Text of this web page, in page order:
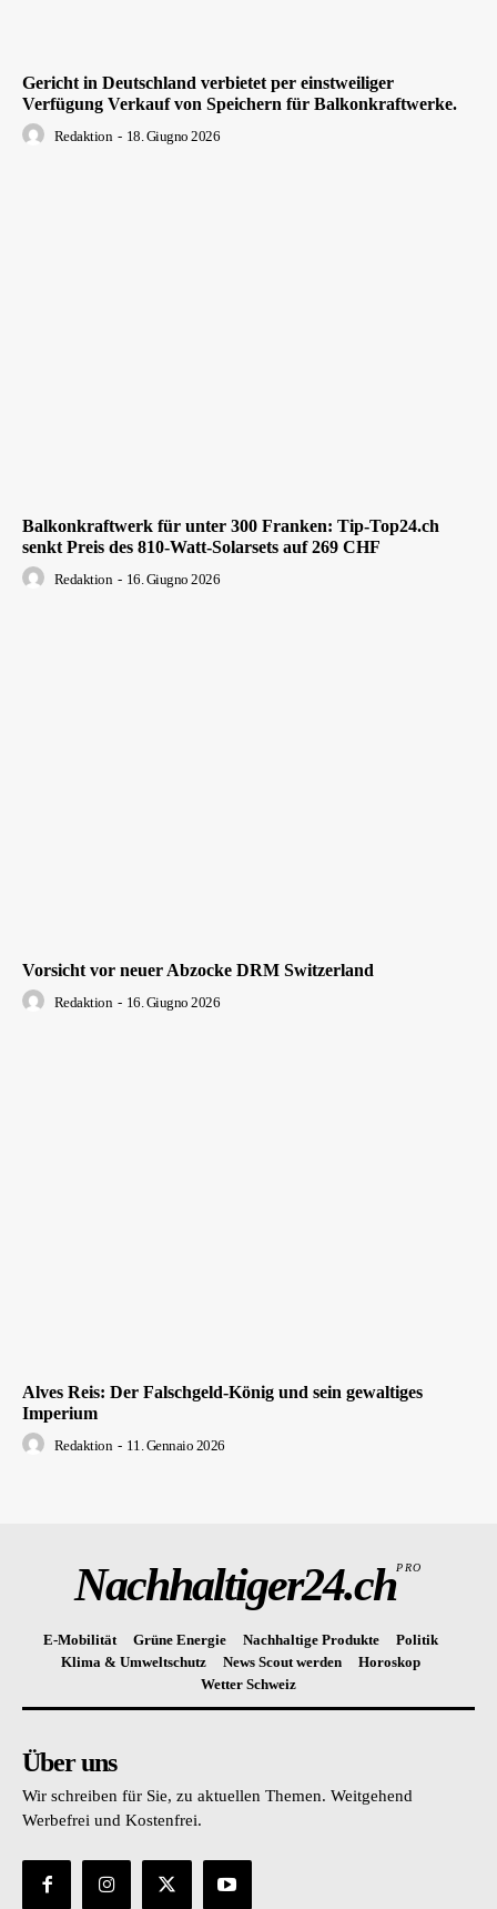
Gericht in Deutschland verbietet per einstweiliger
Verfügung Verkauf von Speichern für Balkonkraftwerke.
Redaktion - 18. Giugno 2026
Balkonkraftwerk für unter 300 Franken: Tip-Top24.ch
senkt Preis des 810-Watt-Solarsets auf 269 CHF
Redaktion - 16. Giugno 2026
Vorsicht vor neuer Abzocke DRM Switzerland
Redaktion - 16. Giugno 2026
Alves Reis: Der Falschgeld-König und sein gewaltiges
Imperium
Redaktion - 11. Gennaio 2026
Nachhaltiger24.chPRO
E-Mobilität Grüne Energie Nachhaltige Produkte
Politik
Klima & Umweltschutz
News Scout werden
Horoskop
Wetter Schweiz
Über uns
Wir schreiben für Sie, zu aktuellen Themen. Weitgehend
Werbefrei und Kostenfrei.